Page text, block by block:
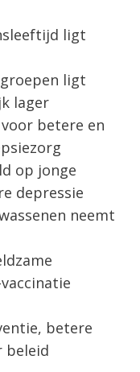
ligt
ligt
lager
betere en
op jonge
depressie
neemt
betere
beleid